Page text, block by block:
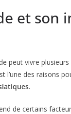
et
peut vivre
l’une des raisons
.
de certains